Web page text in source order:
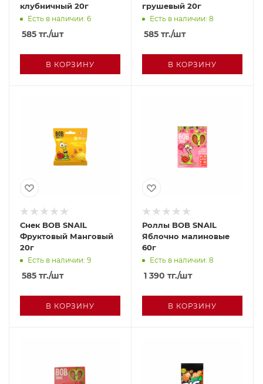
клубничный 20г
Есть в наличии: 6
585 тг./шт
В КОРЗИНУ
грушевый 20г
Есть в наличии: 8
585 тг./шт
В КОРЗИНУ
Снек BOB SNAIL
Фруктовый Манговый
20г
Есть в наличии: 9
585 тг./шт
В КОРЗИНУ
Роллы BOB SNAIL
Яблочно малиновые
60г
Есть в наличии: 8
1 390 тг./шт
В КОРЗИНУ